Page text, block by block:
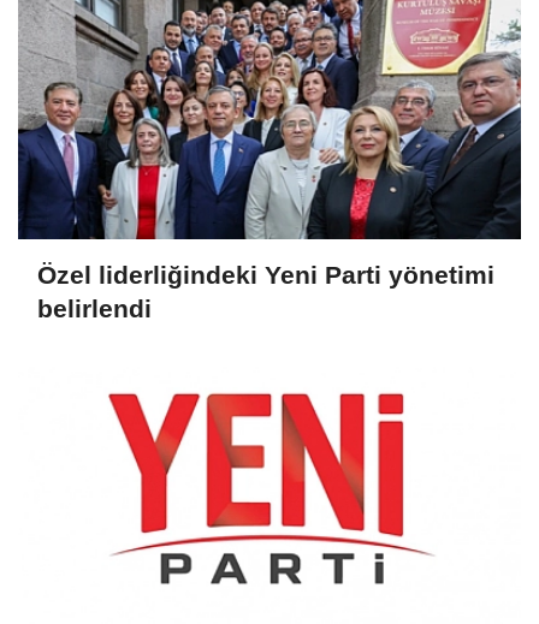
Özel liderliğindeki Yeni Parti yönetimi
belirlendi